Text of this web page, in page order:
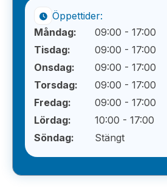
Öppettider:
Måndag:
09:00 - 17:00
Tisdag:
09:00 - 17:00
Onsdag:
09:00 - 17:00
Torsdag:
09:00 - 17:00
Fredag:
09:00 - 17:00
Lördag:
10:00 - 17:00
Söndag:
Stängt